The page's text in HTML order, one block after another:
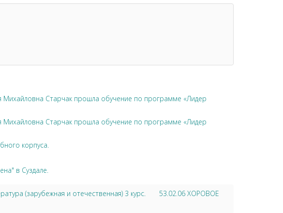
Михайловна Старчак прошла обучение по программе «Лидер
Михайловна Старчак прошла обучение по программе «Лидер
корпуса.
в Суздале.
(зарубежная и отечественная) 3 курс.
53.02.06 ХОРОВОЕ